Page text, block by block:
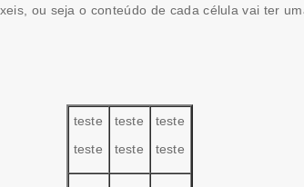
ou seja o conteúdo de cada célula vai ter
teste
teste
teste
teste
teste
teste